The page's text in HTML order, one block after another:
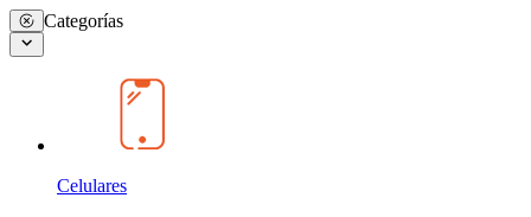
Categorías
Celulares